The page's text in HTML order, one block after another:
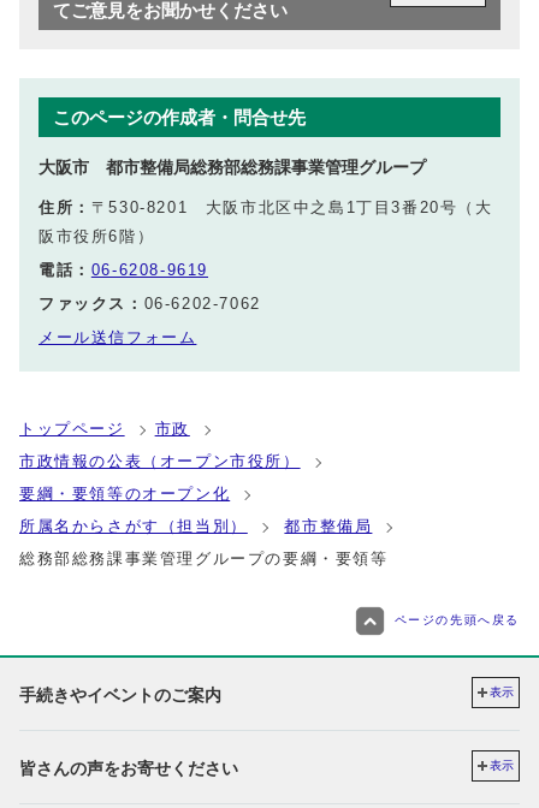
てご意見をお聞かせください
このページの作成者・問合せ先
大阪市 都市整備局総務部総務課事業管理グループ
住所： 〒530-8201 大阪市北区中之島1丁目3番20号（大
阪市役所6階）
電話： 06-6208-9619
ファックス： 06-6202-7062
メール送信フォーム
トップページ
市政
市政情報の公表（オープン市役所）
要綱・要領等のオープン化
所属名からさがす（担当別）
都市整備局
総務部総務課事業管理グループの要綱・要領等
ページの先頭へ戻る
手続きやイベントのご案内 表示
皆さんの声をお寄せください 表示